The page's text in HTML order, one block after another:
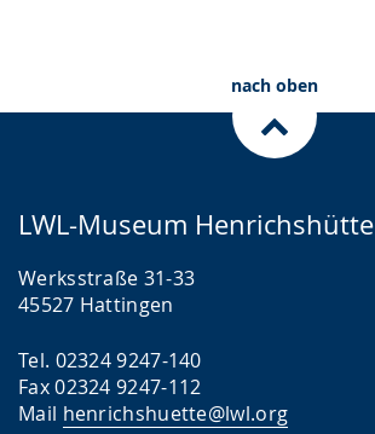
nach oben
LWL-Museum Henrichshütte
Werksstraße 31-33
45527 Hattingen
Tel. 02324 9247-140
Fax 02324 9247-112
Mail henrichshuette@lwl.org